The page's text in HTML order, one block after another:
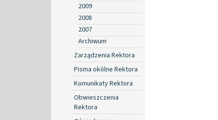
2009
2008
2007
Archiwum
Zarządzenia Rektora
Pisma okólne Rektora
Komunikaty Rektora
Obwieszczenia
Rektora